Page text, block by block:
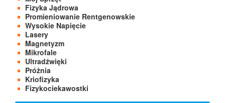
Fizyka Jądrowa
Promieniowanie Rentgenowskie
Wysokie Napięcie
Lasery
Magnetyzm
Mikrofale
Ultradźwięki
Próżnia
Kriofizyka
Fizykociekawostki